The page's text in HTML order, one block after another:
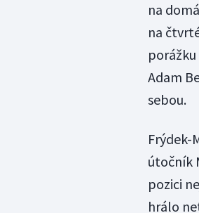
na
na
Adam
sebou.
Frýdek-
útočník
pozici
hrálo